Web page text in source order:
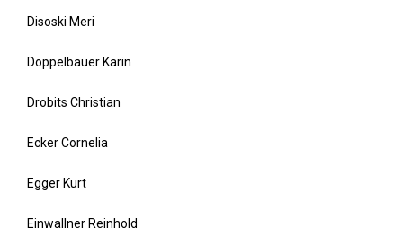
Disoski Meri
Doppelbauer Karin
Drobits Christian
Ecker Cornelia
Egger Kurt
Einwallner Reinhold